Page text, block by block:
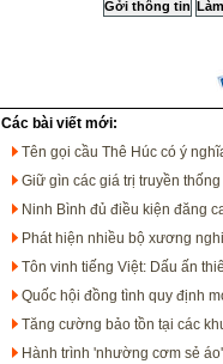
Các bài viết mới:
Tên gọi cầu Thê Húc có ý
Giữ gìn các giá trị truyền
Ninh Bình đủ điều kiện đăng
Phát hiện nhiều bộ xương
Tôn vinh tiếng Việt: Dấu ấn
Quốc hội đồng tình quy định
Tăng cường bảo tồn tại các
Hành trình 'nhường cơm sẻ